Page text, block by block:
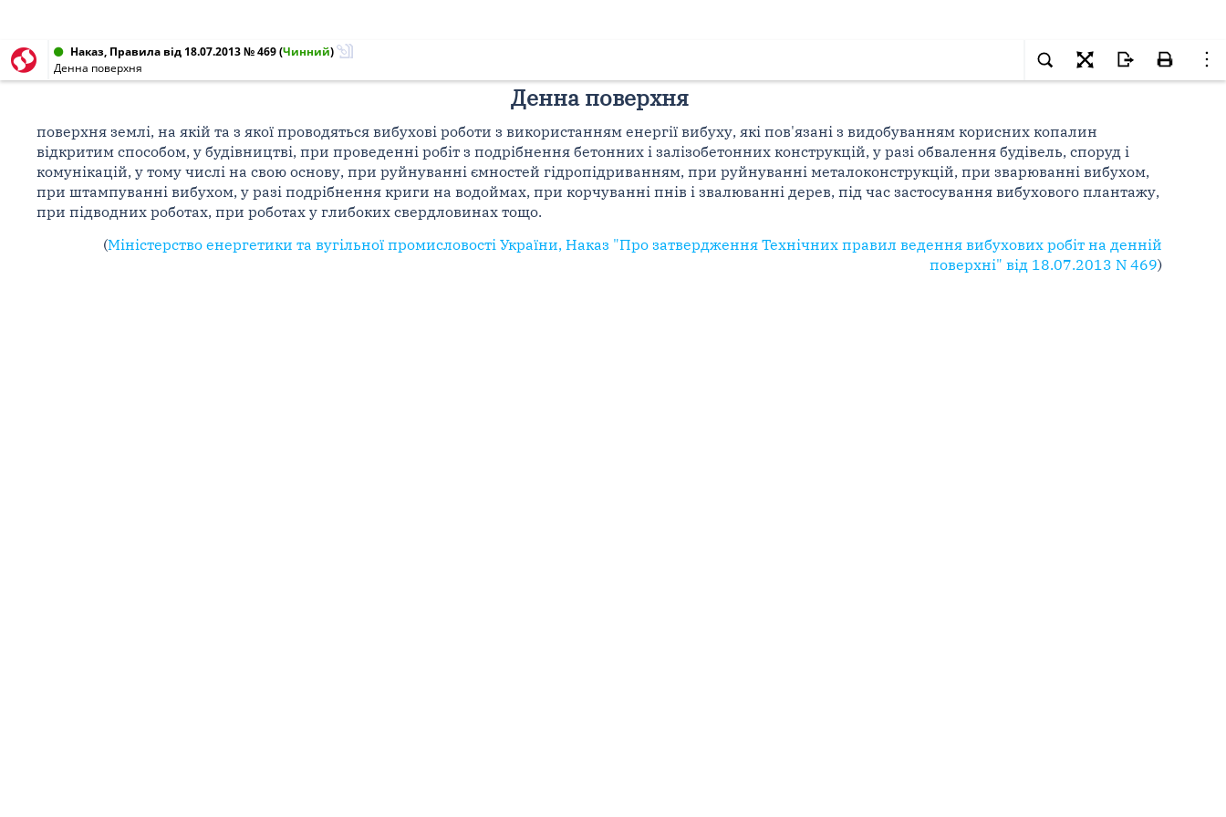
Наказ, Правила від 18.07.2013 № 469(Чинний)
Денна поверхня